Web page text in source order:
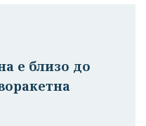
е близо до